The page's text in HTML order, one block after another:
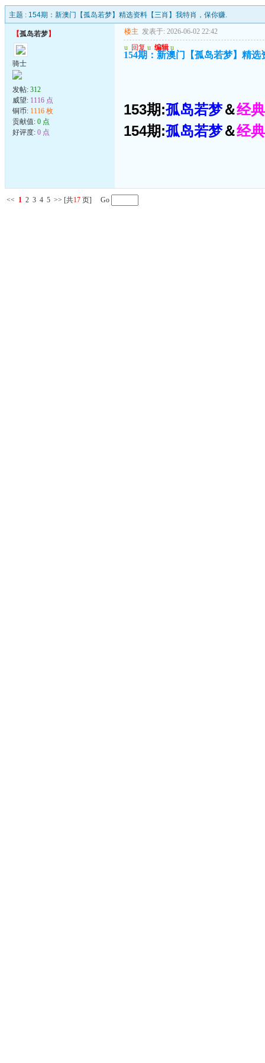
主题 : 154期：新澳门【孤岛若梦】精选资料【三肖】我特肖，保你赚.
【孤岛若梦】
骑士
发帖: 312
威望: 1116 点
铜币: 1116 枚
贡献值: 0 点
好评度: 0 点
楼主 发表于: 2026-06-02 22:42
u 回复 u 编辑 u
154期：新澳门【孤岛若梦】精
153期:孤岛若梦＆经
154期:孤岛若梦＆经
<< 1 2 3 4 5 >> [共17 页] Go